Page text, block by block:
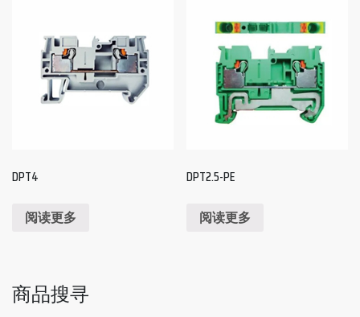
DPT4
阅读更多
DPT2.5-PE
阅读更多
商品搜寻